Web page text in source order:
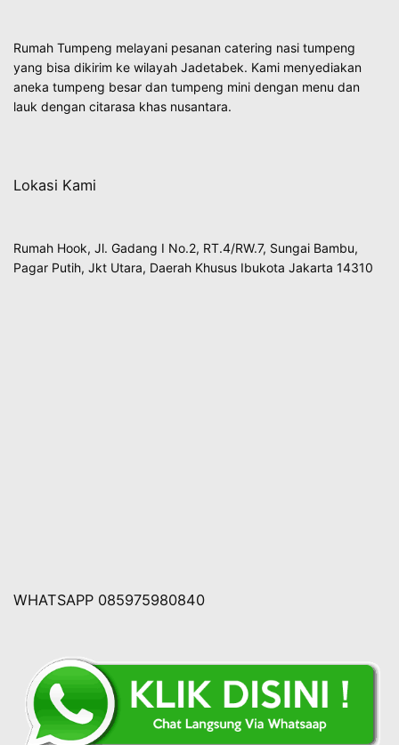
Rumah Tumpeng melayani pesanan catering nasi tumpeng
yang bisa dikirim ke wilayah Jadetabek. Kami menyediakan
aneka tumpeng besar dan tumpeng mini dengan menu dan
lauk dengan citarasa khas nusantara.
Lokasi Kami
Rumah Hook, Jl. Gadang I No.2, RT.4/RW.7, Sungai Bambu,
Pagar Putih, Jkt Utara, Daerah Khusus Ibukota Jakarta 14310
WHATSAPP 085975980840